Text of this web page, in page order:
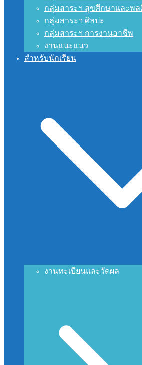
กลุ่มสาระฯ สุขศึกษาและพ
กลุ่มสาระฯ ศิลปะ
กลุ่มสาระฯ การงานอาชีพ
งานแนะแนว
สำหรับนักเรียน
งานทะเบียนและวัดผล